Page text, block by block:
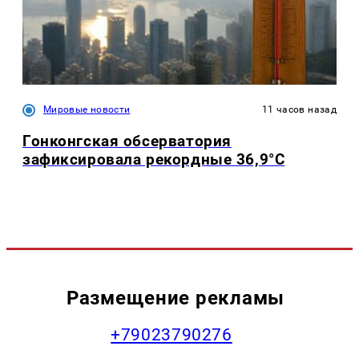
Мировые новости 11 часов назад
Гонконгская обсерватория
зафиксировала рекордные 36,9°C
Размещение рекламы
+79023790276